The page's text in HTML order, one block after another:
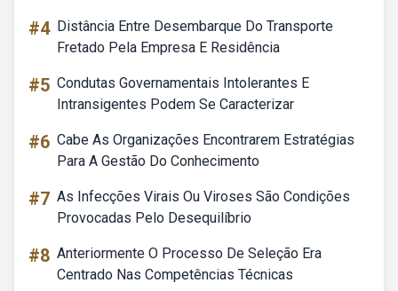
#4 Distância Entre Desembarque Do Transporte
Fretado Pela Empresa E Residência
#5 Condutas Governamentais Intolerantes E
Intransigentes Podem Se Caracterizar
#6 Cabe As Organizações Encontrarem Estratégias
Para A Gestão Do Conhecimento
#7 As Infecções Virais Ou Viroses São Condições
Provocadas Pelo Desequilíbrio
#8 Anteriormente O Processo De Seleção Era
Centrado Nas Competências Técnicas